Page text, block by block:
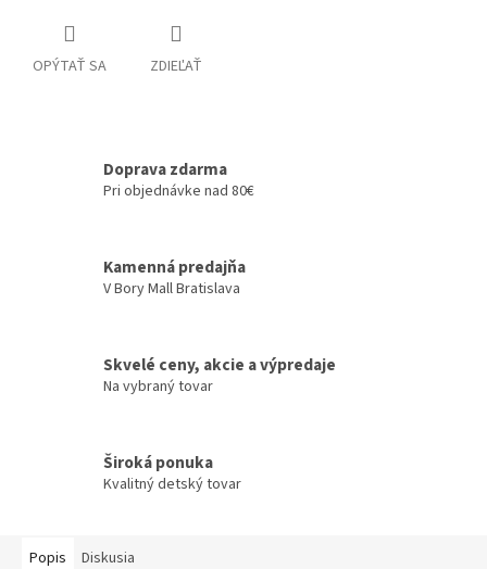
OPÝTAŤ SA ZDIEĽAŤ
Doprava zdarma
Pri objednávke nad 80€
Kamenná predajňa
V Bory Mall Bratislava
Skvelé ceny, akcie a výpredaje
Na vybraný tovar
Široká ponuka
Kvalitný detský tovar
Popis Diskusia